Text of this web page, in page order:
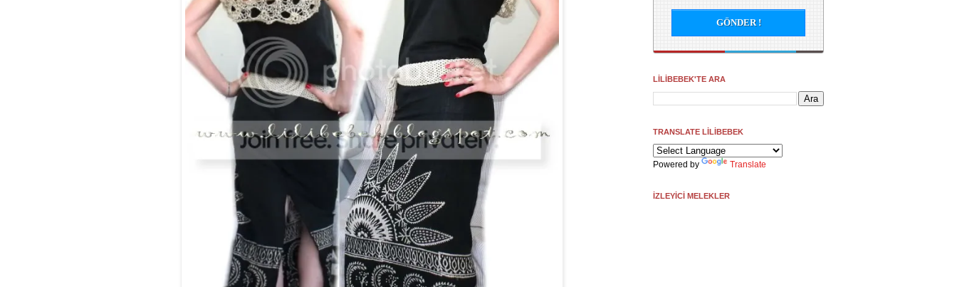
LİLİBEBEK'TE ARA
TRANSLATE LİLİBEBEK
Powered by Translate
İZLEYİCİ MELEKLER